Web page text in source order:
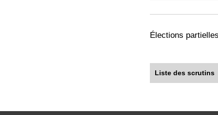
Élections
Liste des scrutins